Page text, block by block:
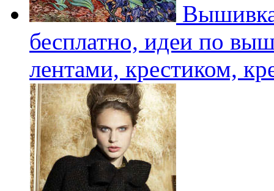
бесплатно, идеи по
лентами, крестиком,